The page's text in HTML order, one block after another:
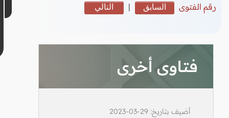
رقم الفتوى السابق | التالي
فتاوى أخرى
أضيف بتاريخ: 29-03-2023